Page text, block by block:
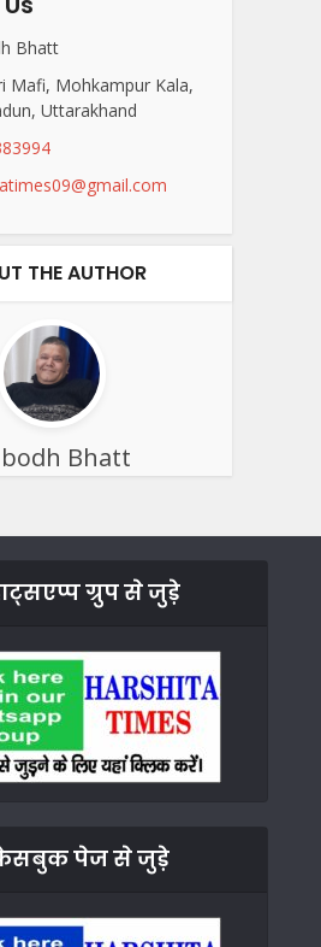
Bhatt
Mafi, Mohkampur Kala,
Uttarakhand
THE AUTHOR
Bhatt
ग्रुप से जुड़े
पेज से जुड़े